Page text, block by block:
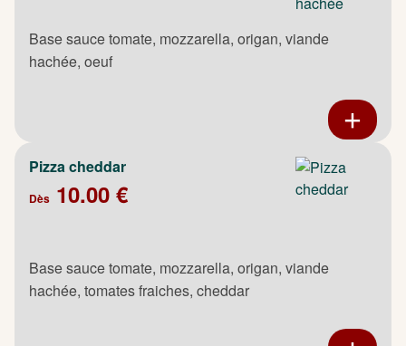
Base sauce tomate, mozzarella, origan, viande
hachée, oeuf
Pizza cheddar
Dès 10.00 €
Base sauce tomate, mozzarella, origan, viande
hachée, tomates fraiches, cheddar